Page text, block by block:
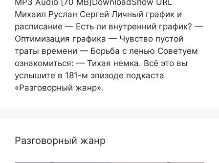
MP3 Audio [70 MB]DownloadShow URL
Михаил Руслан Сергей Личный график и
расписание — Есть ли внутренний график? —
Оптимизация графика — Чувство пустой
траты времени — Борьба с ленью Советуем
ознакомиться: — Тихая немка. Всё это вы
услышите в 181-м эпизоде подкаста
«Разговорный жанр».
Разговорный жанр